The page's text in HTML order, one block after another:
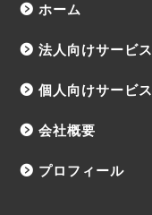
ホーム
法人向けサービス
個人向けサービス
会社概要
プロフィール